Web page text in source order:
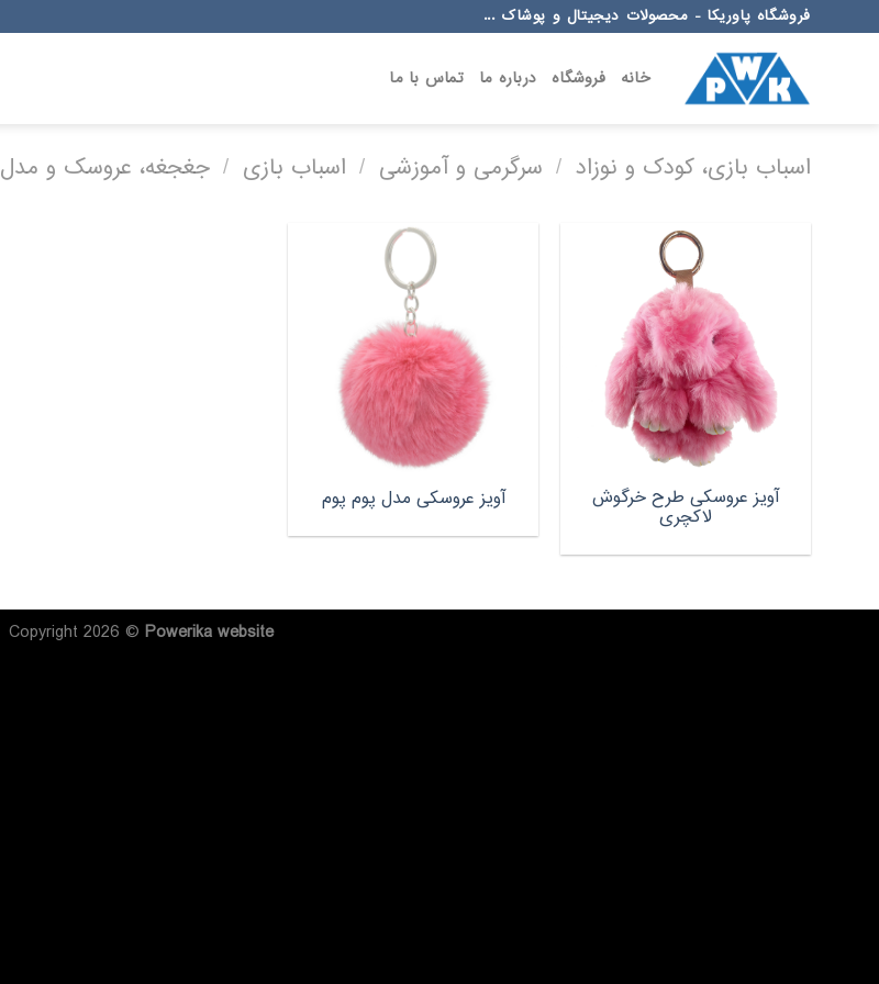
to
فروشگاه پاوریکا - محصولات دیجیتال و پوشاک ...
خانه فروشگاه درباره ما تماس با ما
اسباب بازی، کودک و نوزاد / سرگرمی و آموزشی / اسباب بازی / جغجغه، عروسک و مدل
آویز عروسکی طرح خرگوش
لاکچری
آویز عروسکی مدل پوم پوم
Copyright 2026 © Powerikawebsite